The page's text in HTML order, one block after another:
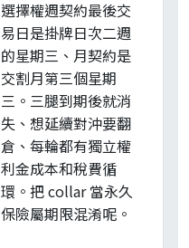
選擇權週契約最後交
易日是掛牌日次二週
的星期三、月契約是
交割月第三個星期
三。三腿到期後就消
失、想延續對沖要翻
倉、每輪都有獨立權
利金成本和稅費循
環。把 collar 當永久
保險屬期限混淆呢。